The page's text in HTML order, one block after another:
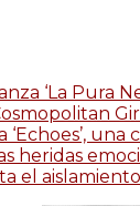
‘La
heridas
el